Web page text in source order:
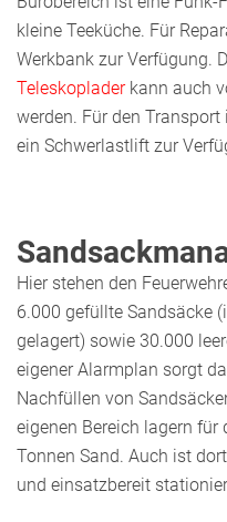
kleine Teeküche. Für
Werkbank zur Verfügung.
Teleskoplader kann auch
werden. Für den
ein Schwerlastlift zur
Hier stehen den
6.000 gefüllte Sandsäcke
gelagert) sowie 30.000
eigener Alarmplan sorgt
Nachfüllen von
eigenen Bereich lagern
Tonnen Sand. Auch ist
und einsatzbereit